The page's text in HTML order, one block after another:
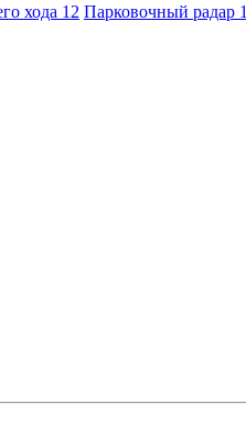
хода 12 Парковочный радар